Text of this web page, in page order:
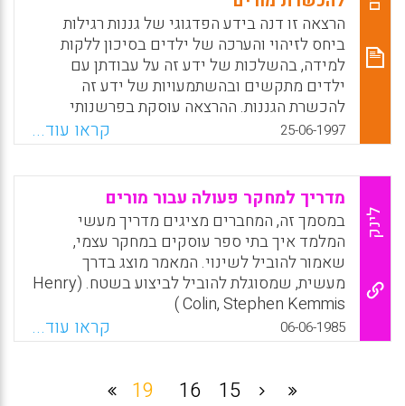
WhatsApp
Facebook
Email
X
לצמיחה אופטימית של בתי ספר, מערכות חינוך,
מסלולי הכשרה באוניברסיטה וכו'. לאור משקל
הגדל של מתודולוגיית "חקר מוקיר"
(Appreciative Inquiry) בתחומי שיטות המחקר
וההערכה , מצאנו לנכון לרכז אסופת מקורות מידע
בנושא , כולל מבחר מאמרים על היישום בחינוך .
WhatsApp
Facebook
Email
X
הרצאה זו דנה בידע הפדגוגי של גננות רגילות
ביחס לזיהוי והערכה של ילדים בסיכון ללקות
למידה, בהשלכות של ידע זה על עבודתן עם
ילדים מתקשים ובהשתמעויות של ידע זה
להכשרת הגננות. ההרצאה עוסקת בפרשנותי
לתצפיות, ראיונות והערכות של גננות על ילדים
בסיכון ללקות למידה בגנן ומתייחסת בעיקר לכך
שהגננות מייחסות את קשיי הילד לגורמים
הקשורים למודלים ביולוגיים- רפואיים ופחות
לגורמים חינוכיים- מערכתיים. בהתאם לכך
הפתרונות שהן מציעות לקשיים, הם פתרונות שיש
בהם משום סיכון לתיוג והדרה של ילד עוד לפני
תחילת הלימודים הפורמאליים. למערכת ההכשרה
להוראה ותכניות הלימודים בהוראת חינוך מיוחד
יש קשר לידע הגננות ולהשתמעויותיו (אסתר
פירסטטר)
WhatsApp
Facebook
Email
X
25-06-1997 קראו עוד...
לינק
מדריך למחקר פעולה עבור מורים
במסמך זה, המחברים מציגים מדריך מעשי
המלמד איך בתי ספר עוסקים במחקר עצמי,
שאמור להוביל לשינוי. המאמר מוצג בדרך
מעשית, שמסוגלת להוביל לביצוע בשטח. (Henry
Colin, Stephen Kemmis )
WhatsApp
Facebook
Email
X 06-06-1985 קראו עוד...
15
16
19